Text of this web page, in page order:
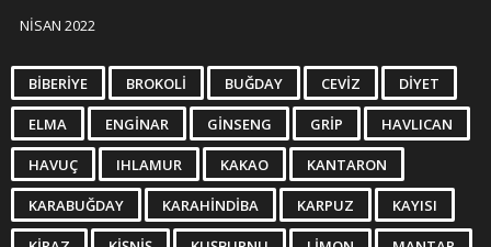
NISAN 2022
BIBERIYE BROKOLI BUĞDAY CEVIZ DIYET
ELMA ENGINAR GINSENG GRIP HAVLICAN
HAVUÇ IHLAMUR KAKAO KANTARON
KARABUĞDAY KARAHINDIBA KARPUZ KAYISI